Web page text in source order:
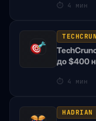
⏱ 4 мин
до $400
⏱ 4 мин
HADRIAN